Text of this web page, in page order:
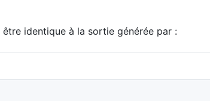
identique à la sortie générée par :